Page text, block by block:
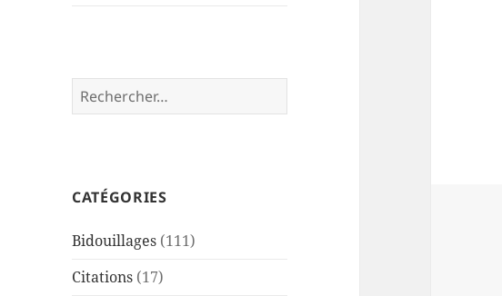
Rechercher :
CATÉGORIES
Bidouillages (111)
Citations (17)